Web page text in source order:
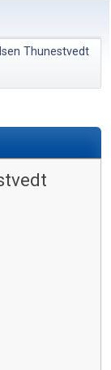
Thunestvedt